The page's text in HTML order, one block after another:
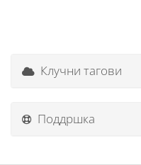
Клучни тагови
Поддршка